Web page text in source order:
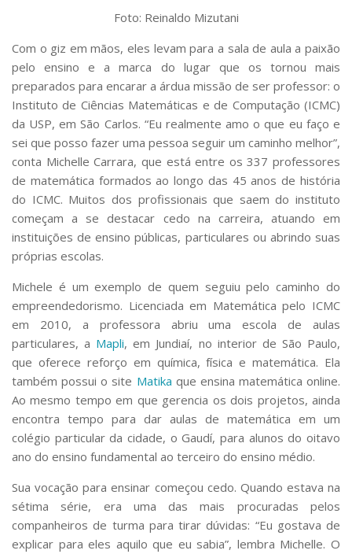
Bibliotecas
Apoio ao Estudante
Segurança, Trânsito e Prevenção
RH, Administrativo e Financeiro
Outros serviços
Comunicação
Assessorias e Mídias
Aplicativos e Sites
Jornal da USP
Agenda de Eventos
Defesa de Teses
Foto: Reinaldo Mizutani
Com o giz em mãos, eles levam para a sala de aula a paixão
pelo ensino e a marca do lugar que os tornou mais
preparados para encarar a árdua missão de ser professor: o
Instituto de Ciências Matemáticas e de Computação (ICMC)
da USP, em São Carlos. “Eu realmente amo o que eu faço e
sei que posso fazer uma pessoa seguir um caminho melhor”,
conta Michelle Carrara, que está entre os 337 professores
de matemática formados ao longo das 45 anos de história
do ICMC. Muitos dos profissionais que saem do instituto
começam a se destacar cedo na carreira, atuando em
instituições de ensino públicas, particulares ou abrindo suas
próprias escolas.
Michele é um exemplo de quem seguiu pelo caminho do
empreendedorismo. Licenciada em Matemática pelo ICMC
em 2010, a professora abriu uma escola de aulas
particulares, a Mapli, em Jundiaí, no interior de São Paulo,
que oferece reforço em química, física e matemática. Ela
também possui o site Matika que ensina matemática online.
Ao mesmo tempo em que gerencia os dois projetos, ainda
encontra tempo para dar aulas de matemática em um
colégio particular da cidade, o Gaudí, para alunos do oitavo
ano do ensino fundamental ao terceiro do ensino médio.
Sua vocação para ensinar começou cedo. Quando estava na
sétima série, era uma das mais procuradas pelos
companheiros de turma para tirar dúvidas: “Eu gostava de
explicar para eles aquilo que eu sabia”, lembra Michelle. O